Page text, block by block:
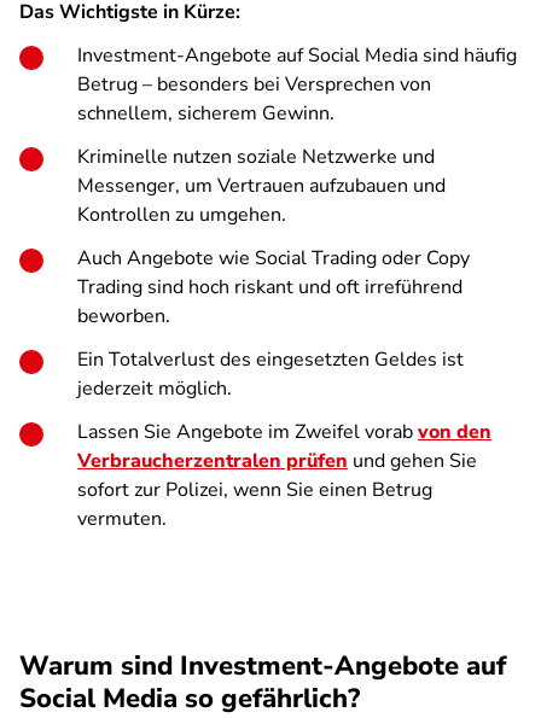
Das Wichtigste in Kürze:
Investment-Angebote auf Social Media sind häufig
Betrug – besonders bei Versprechen von
schnellem, sicherem Gewinn.
Kriminelle nutzen soziale Netzwerke und
Messenger, um Vertrauen aufzubauen und
Kontrollen zu umgehen.
Auch Angebote wie Social Trading oder Copy
Trading sind hoch riskant und oft irreführend
beworben.
Ein Totalverlust des eingesetzten Geldes ist
jederzeit möglich.
Lassen Sie Angebote im Zweifel vorabvon den
Verbraucherzentralen prüfen und gehen Sie
sofort zur Polizei, wenn Sie einen Betrug
vermuten.
Warum sind Investment-Angebote auf
Social Media so gefährlich?